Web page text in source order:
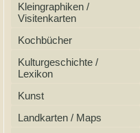
Kleingraphiken /
Visitenkarten
Kochbücher
Kulturgeschichte /
Lexikon
Kunst
Landkarten / Maps